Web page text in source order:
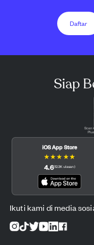
Daftar
Siap
Scan
iOS App Store
★★★ ★★
4.6(12.3K ulasan)
Ikuti kami di media